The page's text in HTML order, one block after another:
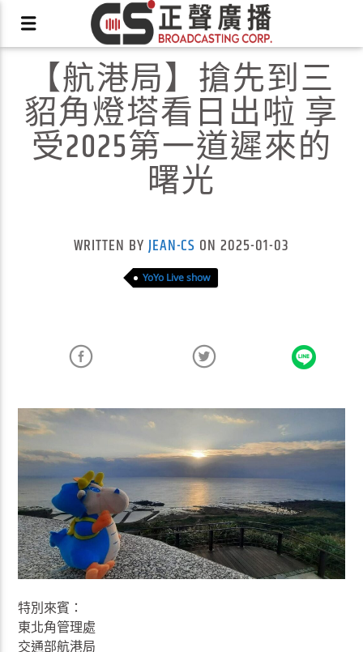
X
【航港局】搶先到三
貂角燈塔看日出啦 享
受2025第一道遲來的
曙光
WRITTEN BY JEAN-CS ON 2025-01-03
YoYo Live show
特別來賓：
東北角管理處
交通部航港局